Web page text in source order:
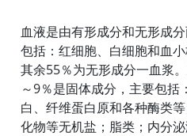
血液是由有形成分和无形成
包括：红细胞、白细胞和血
其余55％为无形成分一血浆
～9％是固体成分，主要包
白、纤维蛋白原和各种酶类
化物等无机盐；脂类；内分泌